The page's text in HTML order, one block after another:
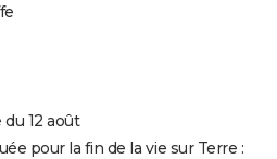
12 août
pour la fin de la vie sur Terre :